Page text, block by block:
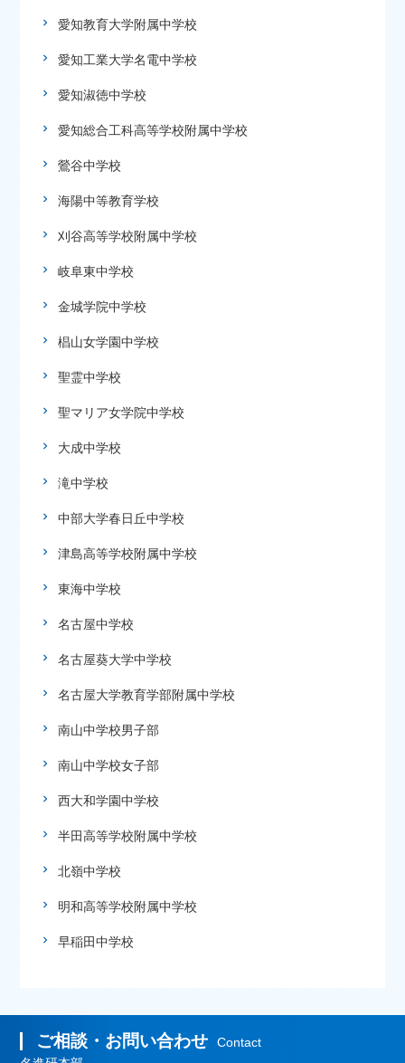
愛知教育大学附属中学校
愛知工業大学名電中学校
愛知淑徳中学校
愛知総合工科高等学校附属中学校
鶯谷中学校
海陽中等教育学校
刈谷高等学校附属中学校
岐阜東中学校
金城学院中学校
椙山女学園中学校
聖霊中学校
聖マリア女学院中学校
大成中学校
滝中学校
中部大学春日丘中学校
津島高等学校附属中学校
東海中学校
名古屋中学校
名古屋葵大学中学校
名古屋大学教育学部附属中学校
南山中学校男子部
南山中学校女子部
西大和学園中学校
半田高等学校附属中学校
北嶺中学校
明和高等学校附属中学校
早稲田中学校
ご相談・お問い合わせ
Contact